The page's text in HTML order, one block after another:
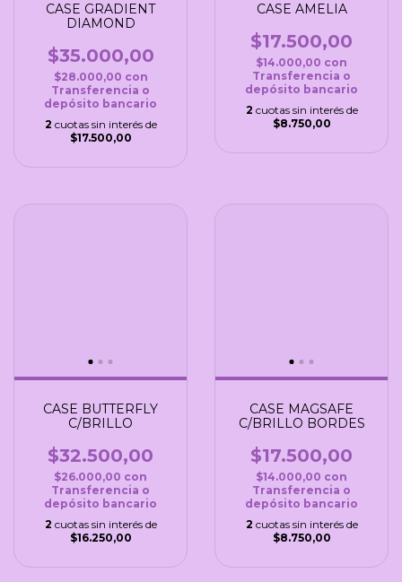
CASE GRADIENT
DIAMOND
$35.000,00
$28.000,00 con
Transferencia o
depósito bancario
2 cuotas sin interés de
$17.500,00
CASE AMELIA
$17.500,00
$14.000,00 con
Transferencia o
depósito bancario
2 cuotas sin interés de
$8.750,00
CASE BUTTERFLY
C/BRILLO
$32.500,00
$26.000,00 con
Transferencia o
depósito bancario
2 cuotas sin interés de
$16.250,00
CASE MAGSAFE
C/BRILLO BORDES
$17.500,00
$14.000,00 con
Transferencia o
depósito bancario
2 cuotas sin interés de
$8.750,00